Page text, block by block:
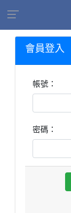
會員登入
帳號：
密碼：